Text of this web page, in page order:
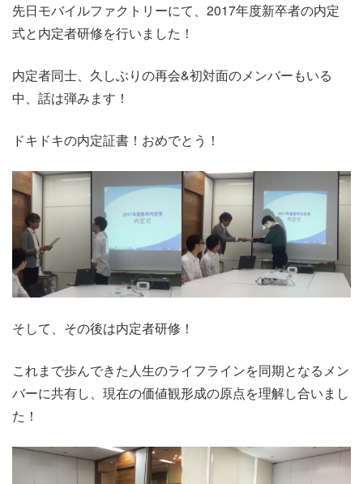
先日モバイルファクトリーにて、2017年度新卒者の内定
式と内定者研修を行いました！
内定者同士、久しぶりの再会&初対面のメンバーもいる
中、話は弾みます！
ドキドキの内定証書！おめでとう！
そして、その後は内定者研修！
これまで歩んできた人生のライフラインを同期となるメン
バーに共有し、現在の価値観形成の原点を理解し合いまし
た！